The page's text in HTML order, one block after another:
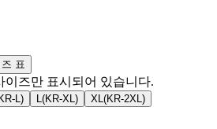
표
이즈만 표시되어 있습니다.
KR-L) L(KR-XL) XL(KR-2XL)